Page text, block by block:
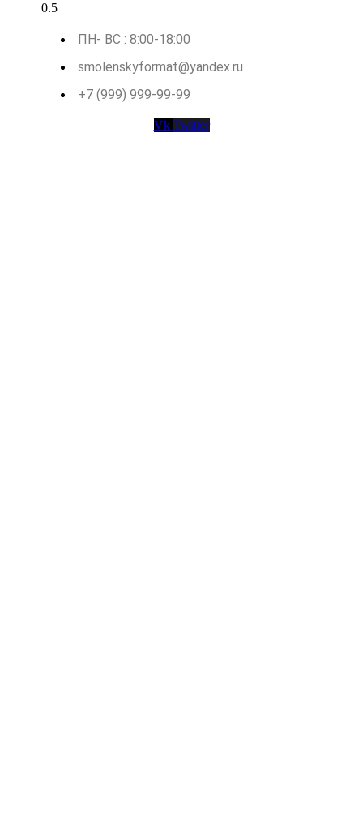
ПН- ВС : 8:00-18:00
smolenskyformat@yandex.ru
+7 (999) 999-99-99
Vk Twitter